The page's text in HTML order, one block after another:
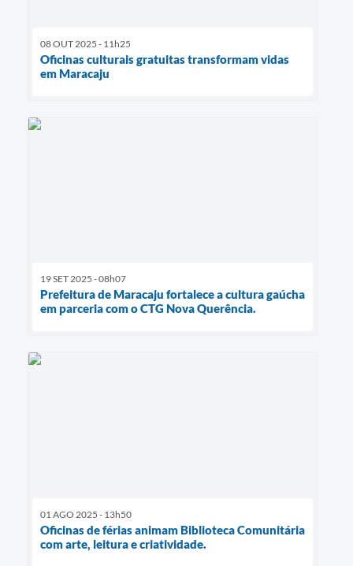
08 OUT 2025 - 11h25
Oficinas culturais gratuitas transformam vidas
em Maracaju
19 SET 2025 - 08h07
Prefeitura de Maracaju fortalece a cultura gaúcha
em parceria com o CTG Nova Querência.
01 AGO 2025 - 13h50
Oficinas de férias animam Biblioteca Comunitária
com arte, leitura e criatividade.